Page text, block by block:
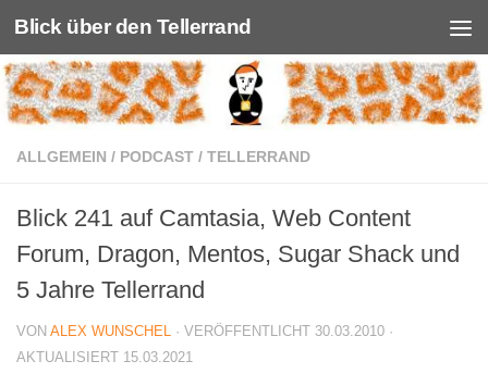
Unter dem Inhalt
Blick über den Tellerrand
ALLGEMEIN / PODCAST / TELLERRAND
Blick 241 auf Camtasia, Web Content
Forum, Dragon, Mentos, Sugar Shack und
5 Jahre Tellerrand
VON ALEX WUNSCHEL · VERÖFFENTLICHT 30.03.2010 ·
AKTUALISIERT 15.03.2021